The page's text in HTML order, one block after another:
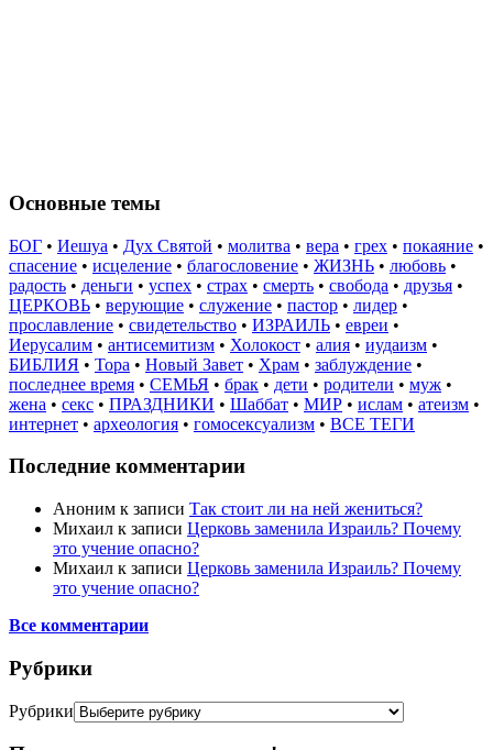
Основные темы
БОГ • Иешуа • Дух Святой • молитва • вера • грех • покаяние •
спасение • исцеление • благословение • ЖИЗНЬ • любовь •
радость • деньги • успех • страх • смерть • свобода • друзья •
ЦЕРКОВЬ • верующие • служение • пастор • лидер •
прославление • свидетельство • ИЗРАИЛЬ • евреи •
Иерусалим • антисемитизм • Холокост • алия • иудаизм •
БИБЛИЯ • Тора • Новый Завет • Храм • заблуждение •
последнее время • СЕМЬЯ • брак • дети • родители • муж •
жена • секс • ПРАЗДНИКИ • Шаббат • МИР • ислам • атеизм •
интернет • археология • гомосексуализм • ВСЕ ТЕГИ
Последние комментарии
Аноним к записи Так стоит ли на ней жениться?
Михаил к записи Церковь заменила Израиль? Почему
это учение опасно?
Михаил к записи Церковь заменила Израиль? Почему
это учение опасно?
Все комментарии
Рубрики
Рубрики